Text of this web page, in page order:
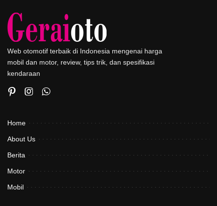
Web otomotif terbaik di Indonesia mengenai harga
mobil dan motor, review, tips trik, dan spesifikasi
kendaraan
Home
About Us
Berita
Motor
Mobil